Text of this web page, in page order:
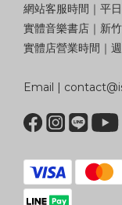
網站客服時間｜平
實體音樂書店｜新
實體店營業時間｜
Email |